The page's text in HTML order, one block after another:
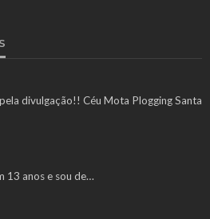
divulgação!! Céu Mota Plogging Santa
13 anos e sou de…